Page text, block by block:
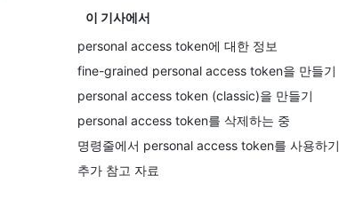
이 기사에서
personal access token에 대한 정보
fine-grained personal access token을 만들기
personal access token (classic)을 만들기
personal access token를 삭제하는 중
명령줄에서 personal access token를 사용하기
추가 참고 자료